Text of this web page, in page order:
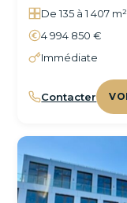
De 135 à 1 407 m²
4 994 850 €
Immédiate
Contacter